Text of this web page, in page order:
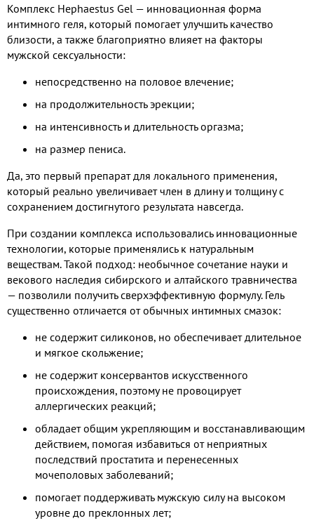
Комплекс Hephaestus Gel — инновационная форма
интимного геля, который помогает улучшить качество
близости, а также благоприятно влияет на факторы
мужской сексуальности:
непосредственно на половое влечение;
на продолжительность эрекции;
на интенсивность и длительность оргазма;
на размер пениса.
Да, это первый препарат для локального применения,
который реально увеличивает член в длину и толщину с
сохранением достигнутого результата навсегда.
При создании комплекса использовались инновационные
технологии, которые применялись к натуральным
веществам. Такой подход: необычное сочетание науки и
векового наследия сибирского и алтайского травничества
— позволили получить сверхэффективную формулу. Гель
существенно отличается от обычных интимных смазок:
не содержит силиконов, но обеспечивает длительное
и мягкое скольжение;
не содержит консервантов искусственного
происхождения, поэтому не провоцирует
аллергических реакций;
обладает общим укрепляющим и восстанавливающим
действием, помогая избавиться от неприятных
последствий простатита и перенесенных
мочеполовых заболеваний;
помогает поддерживать мужскую силу на высоком
уровне до преклонных лет;